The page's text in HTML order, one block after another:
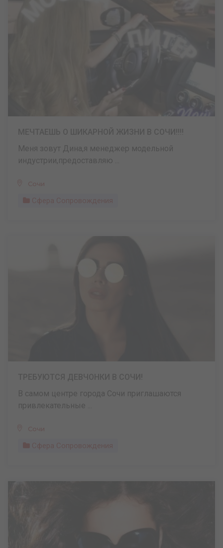
Меня зовут Дина,я менеджер модельной
индустрии,предоставляю ...
Сочи
Сфера Сопровождения
В самом центре города Сочи приглашаются
привлекательные ...
Сочи
Сфера Сопровождения